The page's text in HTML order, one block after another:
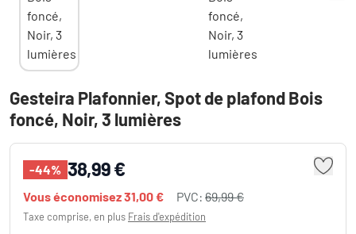
Gesteira Plafonnier, Spot de plafond Bois
foncé, Noir, 3 lumières
-44% 38,99 €
Vous économisez31,00 € PVC: 69,99 €
Taxe comprise, en plus Frais d'expédition